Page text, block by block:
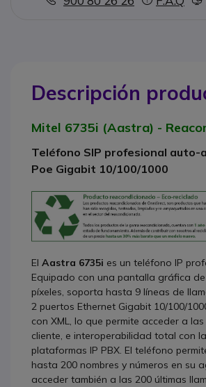
Descripción
Mitel 6735i (Aastra) -
Teléfono SIP profesional auto-
Poe Gigabit 10/100/1000
El Aastra 6735i es un teléfono IP
Equipado con una pantalla gráfica de
píxeles, soporta hasta 9 líneas de
2 puertos Ethernet Gigabit 10/100/
con XML, lo que permite acceder a
cliente, e interoperabilidad total con
plataformas IP PBX. El teléfono
hasta 200 nombres y números en su
acceder también a las 200 últimas